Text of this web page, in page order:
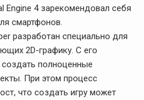
Engine 4 зарекомендовал себя
смартфонов.
разработан специально для
2D-графику. С его
полноценные
При этом процесс
что создать игру может